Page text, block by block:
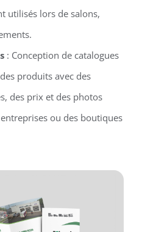
utilisés lors de salons,
: Conception de catalogues
produits avec des
des prix et des photos
ou des boutiques